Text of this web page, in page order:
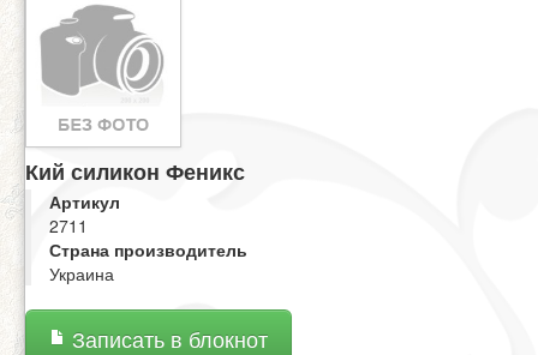
Кий силикон Феникс
Артикул
2711
Страна производитель
Украина
Записать в блокнот